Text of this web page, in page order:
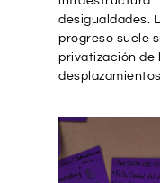
desigualdades.
progreso suele
privatización de